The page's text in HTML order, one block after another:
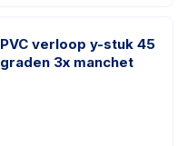
PVC verloop y-stuk 45
graden 3x manchet